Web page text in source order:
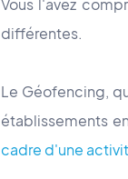
différentes.
Le Géofencing,
établissements
cadre d'une